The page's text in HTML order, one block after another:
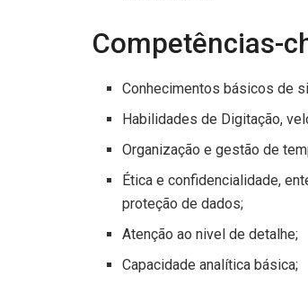
Competências-
Conhecimentos básicos de
Habilidades de Digitação,
Organização e gestão de
Ética e confidencialidade,
proteção de dados;
Atenção ao nivel de detalhe;
Capacidade analítica básica;